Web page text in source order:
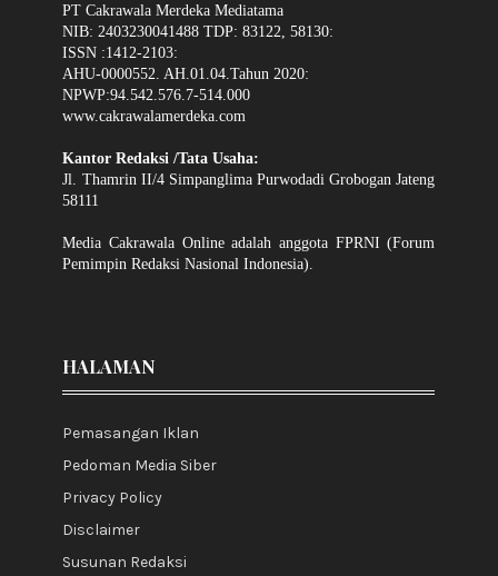
PT Cakrawala Merdeka Mediatama
NIB: 2403230041488 TDP: 83122, 58130:
ISSN :1412-2103:
AHU-0000552. AH.01.04.Tahun 2020:
NPWP:94.542.576.7-514.000
www.cakrawalamerdeka.com
Kantor Redaksi /Tata Usaha:
Jl. Thamrin II/4 Simpanglima Purwodadi Grobogan Jateng
58111
Media Cakrawala Online adalah anggota FPRNI (Forum
Pemimpin Redaksi Nasional Indonesia).
HALAMAN
Pemasangan Iklan
Pedoman Media Siber
Privacy Policy
Disclaimer
Susunan Redaksi